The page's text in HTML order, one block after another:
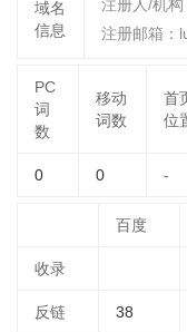
域名
信息
注册人/机
注册邮箱：
PC
词
数
移动
词数
首
位
0 0 -
百度
收录
反链 38